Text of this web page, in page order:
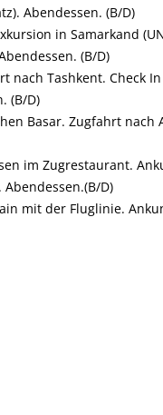
Abendessen. (B/D)
in Samarkand
(B/D)
nach Tashkent. Check
(B/D)
Basar. Zugfahrt
im Zugrestaurant.
D)
mit der Fluglinie.